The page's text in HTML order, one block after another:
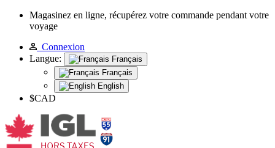
Magasinez en ligne, récupérez votre commande pendant votre
voyage
Connexion
Langue:
Français
Français
English
$CAD